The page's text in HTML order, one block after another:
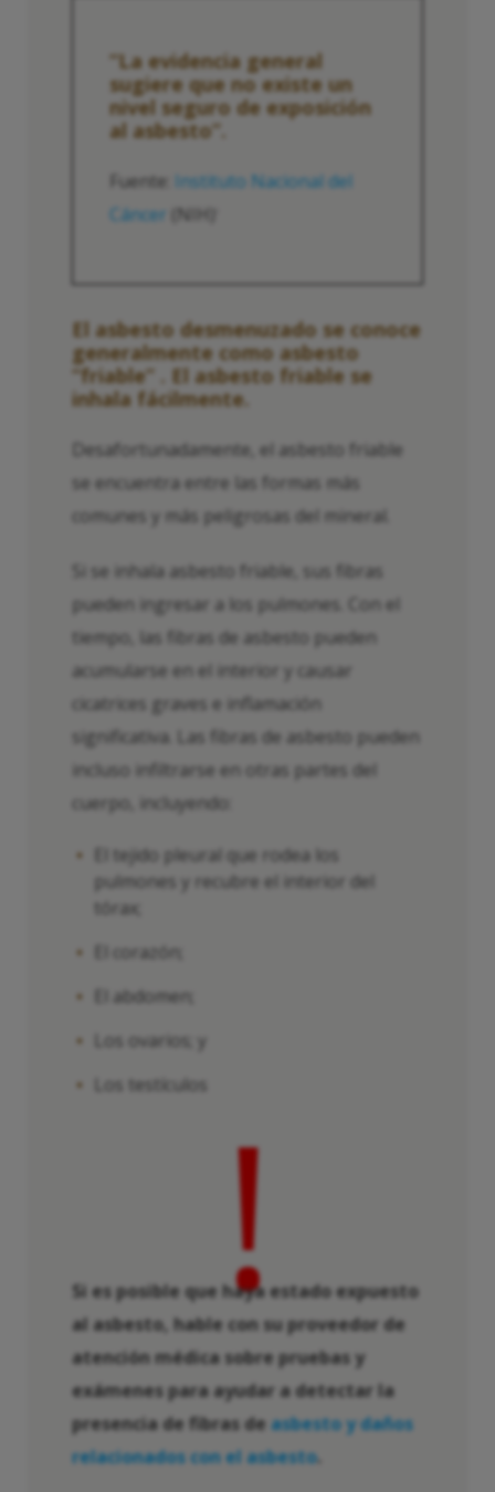
“La evidencia general
sugiere que no existe un
nivel seguro de exposición
al asbesto”.
Fuente: Instituto Nacional del
Cáncer
(NIH)
El asbesto desmenuzado se conoce
generalmente como asbesto
“friable” . El asbesto friable se
inhala fácilmente.
Desafortunadamente, el asbesto friable
se encuentra entre las formas más
comunes y más peligrosas del mineral.
Si se inhala asbesto friable, sus fibras
pueden ingresar a los pulmones. Con el
tiempo, las fibras de asbesto pueden
acumularse en el interior y causar
cicatrices graves e inflamación
significativa. Las fibras de asbesto pueden
incluso infiltrarse en otras partes del
cuerpo, incluyendo:
El tejido pleural que rodea los
pulmones y recubre el interior del
tórax;
El corazón;
El abdomen;
Los ovarios; y
Los testículos
!
Si es posible que haya estado expuesto
al asbesto, hable con su proveedor de
atención médica sobre pruebas y
exámenes para ayudar a detectar la
presencia de fibras de asbesto y daños
relacionados con el asbesto.